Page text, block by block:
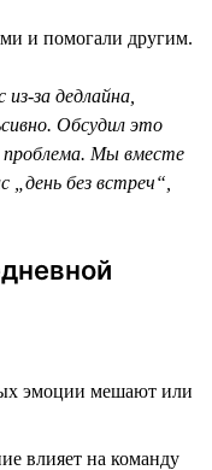
и помогали другим.
за дедлайна,
Обсудил это
проблема. Мы вместе
„день без встреч“,
эмоции мешают или
влияет на команду